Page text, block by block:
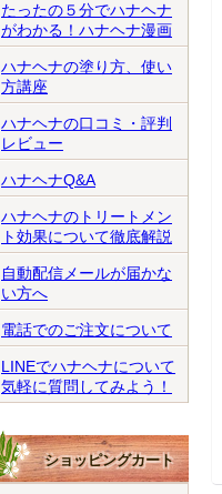
たったの５分でハナヘナ
がわかる！ハナヘナ漫画
ハナヘナの塗り方、使い
方講座
ハナヘナの口コミ・評判
レビュー
ハナヘナQ&A
ハナヘナのトリートメン
ト効果について徹底解説
自動配信メールが届かな
い方へ
電話でのご注文について
LINEでハナヘナについて
気軽に質問してみよう！
ショッピングカート